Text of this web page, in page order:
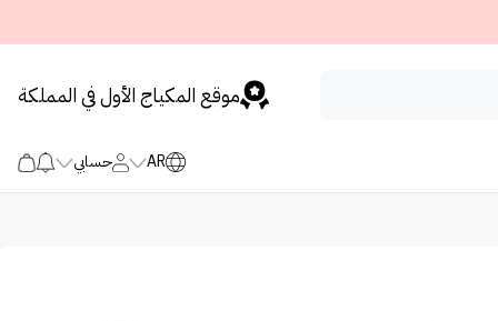
موقع المكياج الأول في المملكة
AR حسابي